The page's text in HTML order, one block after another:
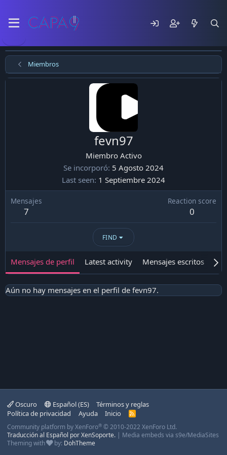
Miembros
fevn97
Miembro Activo
Se incorporó 5 Agosto 2024
Last seen 1 Septiembre 2024
Mensajes
7
Reaction score
0
FIND
Mensajes de perfil Latest activity Mensajes escritos
Aún no hay mensajes en el perfil de fevn97.
Oscuro Español (ES)
Términos y reglas
Política de privacidad
Ayuda Inicio
R
S
Community platform by XenForo® © 2010-2022 XenForo Ltd.
Traducción al Español por XenSoporte. | Media embeds via s9e/MediaSites
Theming with
by: DohTheme